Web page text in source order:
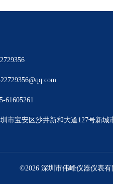
61605261
市宝安区沙井新和大道127号新城
©2026 深圳市伟峰仪器仪表